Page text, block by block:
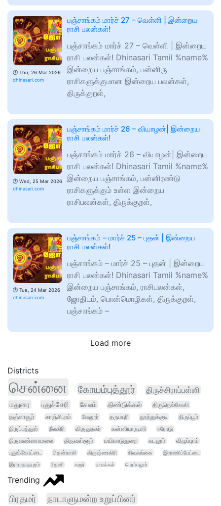
🕑 Thu, 26 Mar 2026
dhinasari.com
பஞ்சாங்கம் மார்ச் 27 – வெள்ளி | இன்றைய
ராசி பலன்கள்!
பஞ்சாங்கம் மார்ச் 27 – வெள்ளி | இன்றைய
ராசி பலன்கள்! Dhinasari Tamil %name%
இன்றைய பஞ்சாங்கம், பன்னிரு
ராசிகளுக்குமான இன்றைய பலன்கள்,
திருக்குறள்,
🕑 Wed, 25 Mar 2026
dhinasari.com
பஞ்சாங்கம் மார்ச் 26 – வியாழன்| இன்றைய
ராசி பலன்கள்!
பஞ்சாங்கம் மார்ச் 26 – வியாழன்| இன்றைய
ராசி பலன்கள்! Dhinasari Tamil %name%
இன்றைய பஞ்சாங்கம், பன்னிரண்டு
ராசிகளுக்கும் உள்ள இன்றைய
ராசிபலன்கள், திருக்குறள்,
🕑 Tue, 24 Mar 2026
dhinasari.com
பஞ்சாங்கம் – மார்ச் 25 – புதன் | இன்றைய
ராசி பலன்கள்!
பஞ்சாங்கம் – மார்ச் 25 – புதன் | இன்றைய
ராசி பலன்கள்! Dhinasari Tamil %name%
இன்றைய பஞ்சாங்கம், ராசிபலன்கள்,
ஜோதிடம், பொன்மொழிகள், திருக்குறள்,
பஞ்சாங்கம் –
Load more
Districts
சென்னை கோயம்புத்தூர்
திருச்சிராப்பள்ளி
மதுரை
புதுச்சேரி சேலம் திண்டுக்கல் திருநெல்வேலி
தஞ்சாவூர் காஞ்சிபுரம் வேலூர் தருமபுரி தூத்துக்குடி
திருப்பூர்
திருப்பத்தூர்
நீலகிரி விருதுநகர் கன்னியாகுமரி
ஈரோடு
திருவண்ணாமலை
திருவள்ளூர் மயிலாடுதுறை கடலூர்
விழுப்புரம்
புதுக்கோட்டை
தென்காசி கிருஷ்ணகிரி சிவகங்கை
இராணிப்பேட்டை
இராமநாதபுரம்
தேனி கரூர் நாமக்கல் பெரம்பலூர்
Trending
பிரதமர் நாடாளுமன்ற உறுப்பினர்